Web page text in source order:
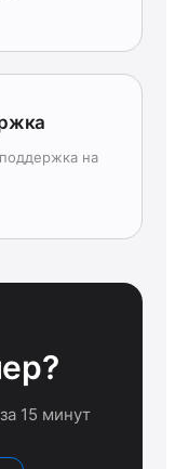
на
15 минут